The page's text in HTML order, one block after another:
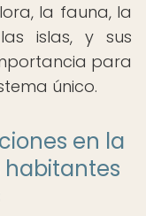
la fauna, la
islas, y sus
para
único.
en la
habitantes